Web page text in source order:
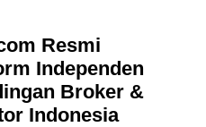
Resmi
Independen
Broker &
Indonesia